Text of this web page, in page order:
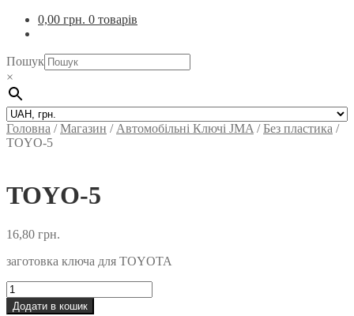
0,00 грн. 0 товарів
Пошук
×
Головна /Магазин / Автомобільні Ключi JMA /Без пластика /
TOYO-5
TOYO-5
16,80 грн.
заготовка ключа для TOYOTA
TOYO-
5Додати в кошик